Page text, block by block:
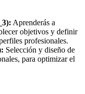
Aprenderás a
objetivos y definir
profesionales.
Selección y diseño de
para optimizar el